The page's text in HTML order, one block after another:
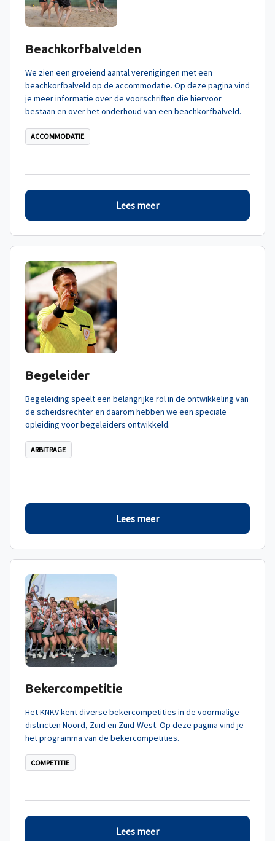
Beachkorfbalvelden
We zien een groeiend aantal verenigingen met een
beachkorfbalveld op de accommodatie. Op deze pagina vind
je meer informatie over de voorschriften die hiervoor
bestaan en over het onderhoud van een beachkorfbalveld.
ACCOMMODATIE
Lees meer
Begeleider
Begeleiding speelt een belangrijke rol in de ontwikkeling van
de scheidsrechter en daarom hebben we een speciale
opleiding voor begeleiders ontwikkeld.
ARBITRAGE
Lees meer
Bekercompetitie
Het KNKV kent diverse bekercompetities in de voormalige
districten Noord, Zuid en Zuid-West. Op deze pagina vind je
het programma van de bekercompetities.
COMPETITIE
Lees meer